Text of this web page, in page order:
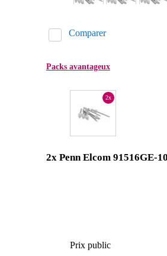
Comparer
Packs avantageux
2x
2x Penn Elcom 91516GE-
Prix public